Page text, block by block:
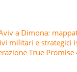
a Dimona:
militari e strategici
True Promise